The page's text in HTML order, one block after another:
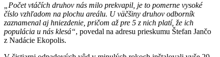
„Počet vtáčích druhov nás milo prekvapil, je to pomerne vysoké
číslo vzhľadom na plochu areálu. U väčšiny druhov odborník
zaznamenal aj hniezdenie, pričom až pre 5 z nich platí, že ich
populácia u nás klesá“, povedal na adresu prieskumu Štefan Jančo
z Nadácie Ekopolis.